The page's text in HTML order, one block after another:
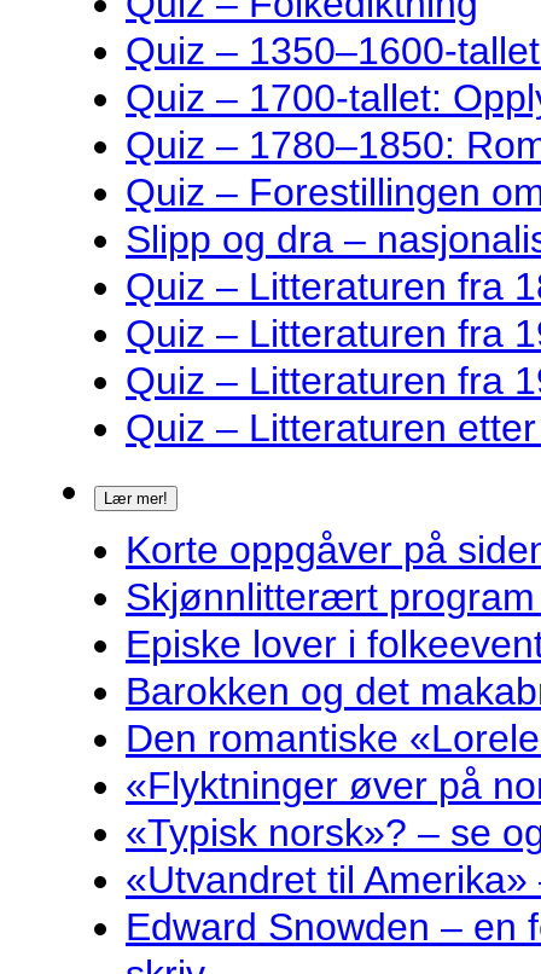
Quiz – 1350–1600-
Quiz – 1700-tallet:
Quiz – 1780–1850:
Quiz – Forestillingen
Slipp og dra –
Quiz – Litteraturen fra
Quiz – Litteraturen fra
Quiz – Litteraturen fra
Quiz – Litteraturen
Lær mer!
Korte oppgåver på
Skjønnlitterært
Episke lover i
Barokken og det
Den romantiske
«Flyktninger øver på
«Typisk norsk»? – se
«Utvandret til
Edward Snowden – en